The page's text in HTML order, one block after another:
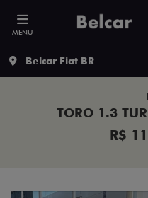
MENU
Belcar Fiat BR
TORO 1.3
R$